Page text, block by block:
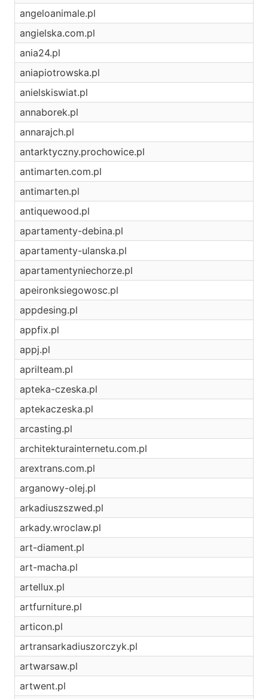
angeloanimale.pl
angielska.com.pl
ania24.pl
aniapiotrowska.pl
anielskiswiat.pl
annaborek.pl
annarajch.pl
antarktyczny.prochowice.pl
antimarten.com.pl
antimarten.pl
antiquewood.pl
apartamenty-debina.pl
apartamenty-ulanska.pl
apartamentyniechorze.pl
apeironksiegowosc.pl
appdesing.pl
appfix.pl
appj.pl
aprilteam.pl
apteka-czeska.pl
aptekaczeska.pl
arcasting.pl
architekturainternetu.com.pl
arextrans.com.pl
arganowy-olej.pl
arkadiuszszwed.pl
arkady.wroclaw.pl
art-diament.pl
art-macha.pl
artellux.pl
artfurniture.pl
articon.pl
artransarkadiuszorczyk.pl
artwarsaw.pl
artwent.pl